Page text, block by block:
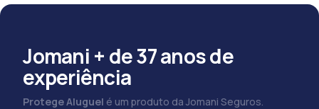
Jomani + de 37 anos de
experiência
Protege Aluguel é um produto da Jomani Seguros.